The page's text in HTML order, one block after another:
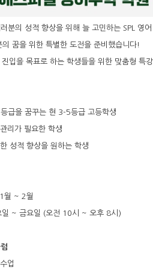
분의 성적 향상을 위해 늘 고민하는 SPL 영
꿈을 위한 특별한 도전을 준비했습니다!
입을 목표로 하는 학생들을 위한 맞춤형 특
급을 꿈꾸는 현 3-5등급 고등학생
리가 필요한 학생
성적 향상을 원하는 학생
월 ~ 2월
일 ~ 금요일 (오전 10시 ~ 오후 8시)
업